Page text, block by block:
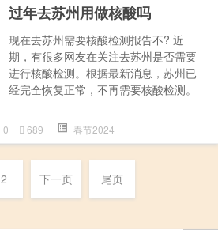
过年去苏州用做核酸吗
现在去苏州需要核酸检测报告不? 近
期，有很多网友在关注去苏州是否需要
进行核酸检测。根据最新消息，苏州已
经完全恢复正常，不再需要核酸检测。
0 689 春节2024
2 下一页 尾页